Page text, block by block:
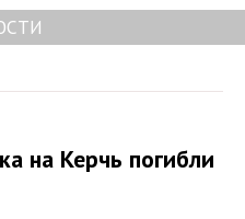
на Керчь погибли